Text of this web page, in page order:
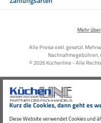
Kurz die Cookies, dann geht es
Diese Website verwendet Cookies und
Mehr über
Alle Preise exkl. gesetzl.
© 2026 Küchenline - Alle